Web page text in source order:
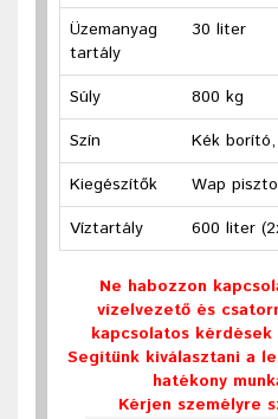
Üzemanyag
tartály
30 liter
Súly
800 kg
Szín
Kék
Kiegészítők
Wap
Víztartály
600 liter
Ne habozzon
vízelvezető és
kapcsolatos kérdések
Segítünk kiválasztani a
hatékony
Kérjen személyre